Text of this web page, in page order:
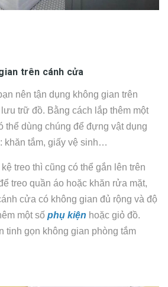
trên cánh cửa
nên tận dụng không gian trên
trữ đồ. Bằng cách lắp thêm một
thể dùng chúng để đựng vật dụng
khăn tắm, giấy vệ sinh…
treo thì cũng có thể gắn lên trên
treo quần áo hoặc khăn rửa mặt,
cửa có không gian đủ rộng và độ
một số phụ kiện hoặc giỏ đồ.
tinh gọn không gian phòng tắm